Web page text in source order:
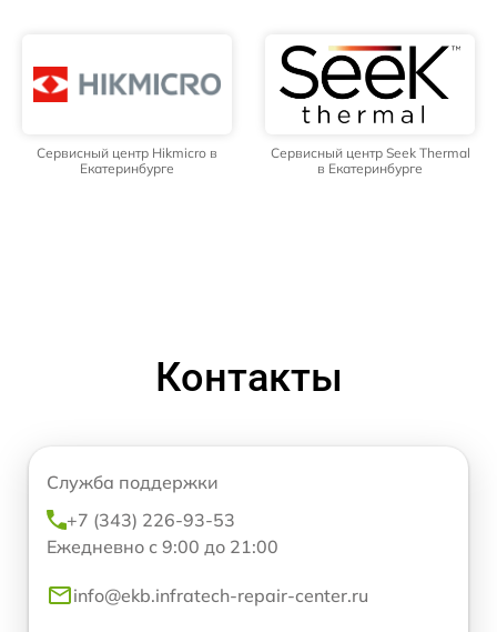
Сервисный центр Hikmicro в
Екатеринбурге
Сервисный центр Seek Thermal
в Екатеринбурге
Контакты
Служба поддержки
+7 (343) 226-93-53
Ежедневно с 9:00 до 21:00
info@ekb.infratech-repair-center.ru